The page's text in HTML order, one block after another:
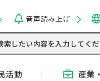
音声読み上げ
活動 産業・